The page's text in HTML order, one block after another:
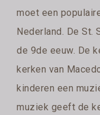
moet een
Nederland. De St.
de 9de eeuw. De
kerken van
kinderen een
muziek geeft de